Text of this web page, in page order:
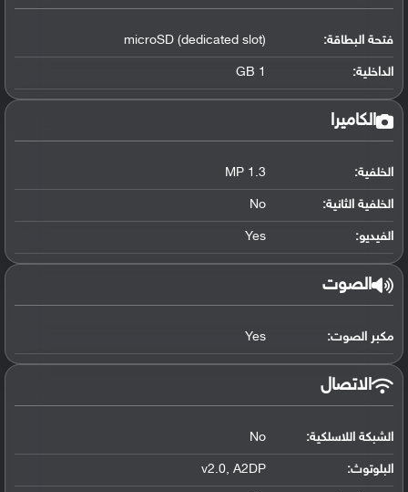
فتحة البطاقة: microSD (dedicated slot)
الداخلية: 1 GB
الكاميرا
الخلفية: 1.3 MP
الخلفية الثانية: No
الفيديو: Yes
الصوت
مكبر الصوت: Yes
الاتصال
الشبكة اللاسلكية: No
البلوتوث:
v2.0, A2DP